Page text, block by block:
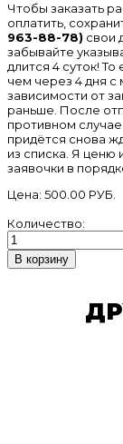
Чтобы заказать
оплатить,
963-88-78) свои
забывайте
длится 4 суток!
чем через 4 дня
зависимости от
раньше. После
противном
придётся снова
из списка. Я
заявочки в
Цена: 500.00 РУБ.
Количество: